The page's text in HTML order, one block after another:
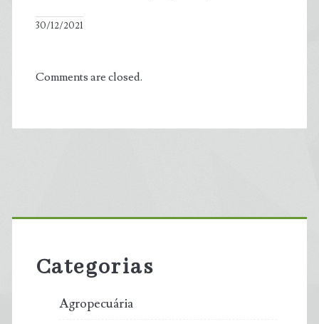
30/12/2021
Comments are closed.
Primary
Sidebar
Categorias
Agropecuária